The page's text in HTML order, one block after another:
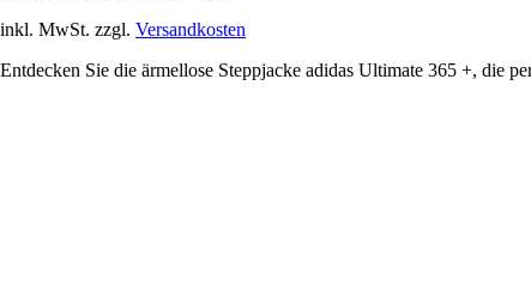
inkl. MwSt. zzgl. Versandkosten
Entdecken Sie die ärmellose Steppjacke adidas Ultimate 365 +, die